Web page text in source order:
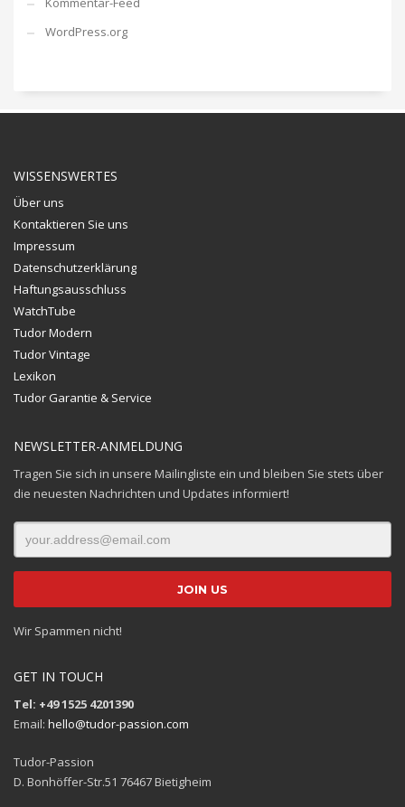
WordPress.org
WISSENSWERTES
Über uns
Kontaktieren Sie uns
Impressum
Datenschutzerklärung
Haftungsausschluss
WatchTube
Tudor Modern
Tudor Vintage
Lexikon
Tudor Garantie & Service
NEWSLETTER-ANMELDUNG
Tragen Sie sich in unsere Mailingliste ein und bleiben Sie stets über
die neuesten Nachrichten und Updates informiert!
Wir Spammen nicht!
GET IN TOUCH
Tel: +49 1525 4201390
Email: hello@tudor-passion.com
Tudor-Passion
D. Bonhöffer-Str.51 76467 Bietigheim